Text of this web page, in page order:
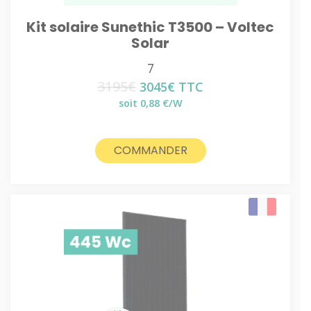
Kit solaire Sunethic T3500 – Voltec
Solar
7
3195€ Le
prix
3195€.
3045€ Le
prix
3045€.
TTC
soit 0,88 €/W
COMMANDER